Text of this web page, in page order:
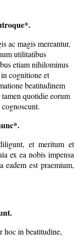
ac magis mereantur,
utilitatibus
etiam nihilominus
cognitione et
beatitudinem
tamen quotidie eorum
et meritum et
ex ea nobis impensa
est praemium,
hoc in beatitudine,